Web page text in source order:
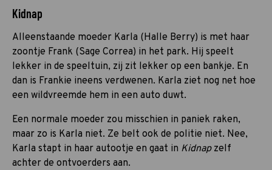
Kidnap
Alleenstaande moeder Karla (Halle Berry) is met haar
zoontje Frank (Sage Correa) in het park. Hij speelt
lekker in de speeltuin, zij zit lekker op een bankje. En
dan is Frankie ineens verdwenen. Karla ziet nog net hoe
een wildvreemde hem in een auto duwt.
Een normale moeder zou misschien in paniek raken,
maar zo is Karla niet. Ze belt ook de politie niet. Nee,
Karla stapt in haar autootje en gaat in Kidnap zelf
achter de ontvoerders aan.